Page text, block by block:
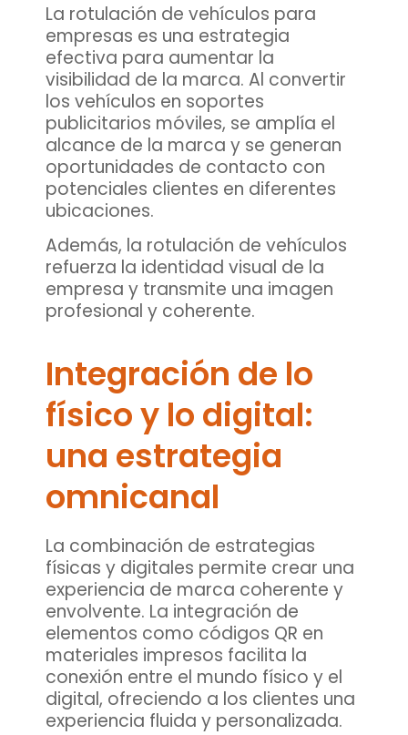
La rotulación de vehículos para
empresas es una estrategia
efectiva para aumentar la
visibilidad de la marca. Al convertir
los vehículos en soportes
publicitarios móviles, se amplía el
alcance de la marca y se generan
oportunidades de contacto con
potenciales clientes en diferentes
ubicaciones.
Además, la rotulación de vehículos
refuerza la identidad visual de la
empresa y transmite una imagen
profesional y coherente.
Integración de lo
físico y lo digital:
una estrategia
omnicanal
La combinación de estrategias
físicas y digitales permite crear una
experiencia de marca coherente y
envolvente. La integración de
elementos como códigos QR en
materiales impresos facilita la
conexión entre el mundo físico y el
digital, ofreciendo a los clientes una
experiencia fluida y personalizada.